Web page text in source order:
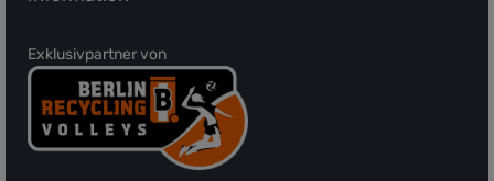
Exklusivpartner von